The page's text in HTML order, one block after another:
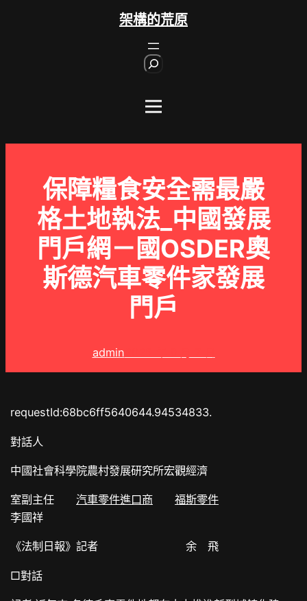
架構的荒原
保障糧食安全需最嚴
格土地執法_中國發展
門戶網－國OSDER奧
斯德汽車零件家發展
門戶
admin
requestId:68bc6ff5640644.94534833.
對話人
中國社會科學院農村發展研究所宏觀經濟
室副主任汽車零件進口商
福斯零件
李國祥
《法制日報》記者 余 飛
□對話